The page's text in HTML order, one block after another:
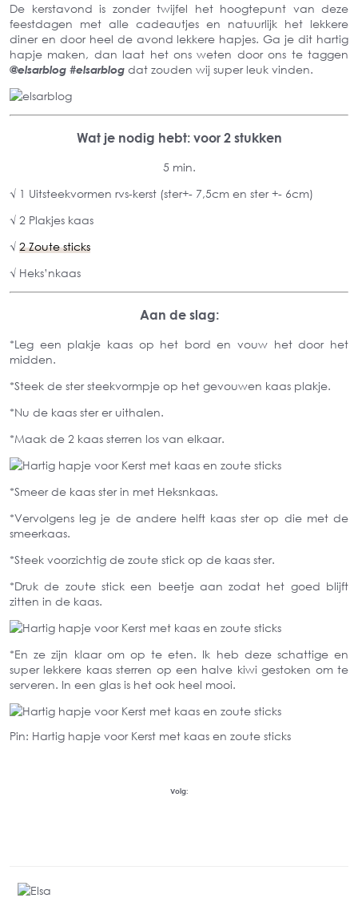
De kerstavond is zonder twijfel het hoogtepunt van deze
feestdagen met alle cadeautjes en natuurlijk het lekkere
diner en door heel de avond lekkere hapjes. Ga je dit hartig
hapje maken, dan laat het ons weten door ons te taggen
@elsarblog #elsarblog dat zouden wij super leuk vinden.
Wat je nodig hebt: voor 2 stukken
5 min.
√ 1 Uitsteekvormen rvs-kerst (ster+- 7,5cm en ster +- 6cm)
√ 2 Plakjes kaas
√ 2 Zoute sticks
√ Heks’nkaas
Aan de slag:
*Leg een plakje kaas op het bord en vouw het door het
midden.
*Steek de ster steekvormpje op het gevouwen kaas plakje.
*Nu de kaas ster er uithalen.
*Maak de 2 kaas sterren los van elkaar.
*Smeer de kaas ster in met Heksnkaas.
*Vervolgens leg je de andere helft kaas ster op die met de
smeerkaas.
*Steek voorzichtig de zoute stick op de kaas ster.
*Druk de zoute stick een beetje aan zodat het goed blijft
zitten in de kaas.
*En ze zijn klaar om op te eten. Ik heb deze schattige en
super lekkere kaas sterren op een halve kiwi gestoken om te
serveren. In een glas is het ook heel mooi.
Pin: Hartig hapje voor Kerst met kaas en zoute sticks
Volg: